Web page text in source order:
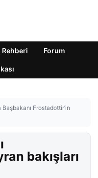
Rehberi Forum
Başbakanı Frostadottir’in
bakışları